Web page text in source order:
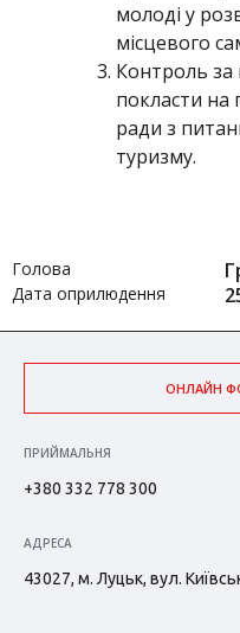
молоді у
місцевого
Контроль
покласти на
ради з
туризму.
Голова
Дата оприлюдення
ОНЛАЙН
ПРИЙМАЛЬНЯ
+380 332 778 300
АДРЕСА
43027, м. Луцьк, вул.